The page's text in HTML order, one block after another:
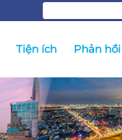
Tiện ích Phản hồi